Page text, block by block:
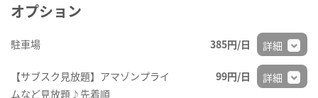
オプション
駐車場 385円/日 詳細
【サブスク見放題】アマゾンプライ
ムなど見放題♪先着順
99円/日 詳細